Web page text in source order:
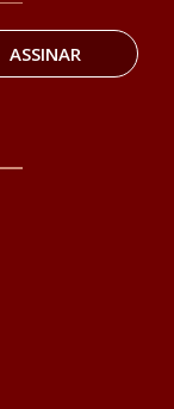
ASSINAR